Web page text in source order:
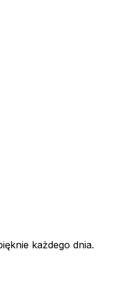
każdego dnia.